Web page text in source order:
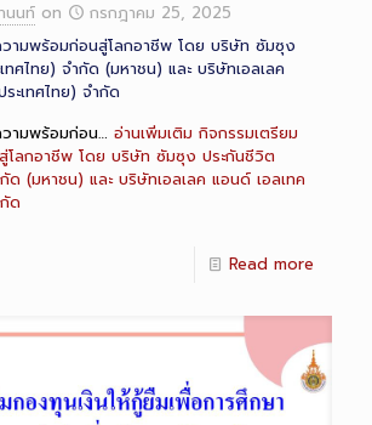
นนท์ on
กรกฎาคม 25, 2025
วามพร้อมก่อนสู่โลกอาชีพ โดย บริษัท ซัมซุง
ทศไทย) จำกัด (มหาชน) และ บริษัทเอลเลค
ะเทศไทย) จำกัด
ามพร้อมก่อน… อ่านเพิ่มเติม กิจกรรมเตรียม
โลกอาชีพ โดย บริษัท ซัมซุง ประกันชีวิต
ด (มหาชน) และ บริษัทเอลเลค แอนด์ เอลเทค
ด
Read more